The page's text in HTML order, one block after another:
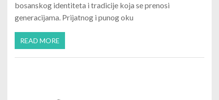
bosanskog identiteta i tradicije koja se prenosi
generacijama. Prijatnog i punog oku
READ MORE